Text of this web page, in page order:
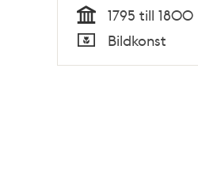
Tid
1795 till 1800
Typ
Bildkonst